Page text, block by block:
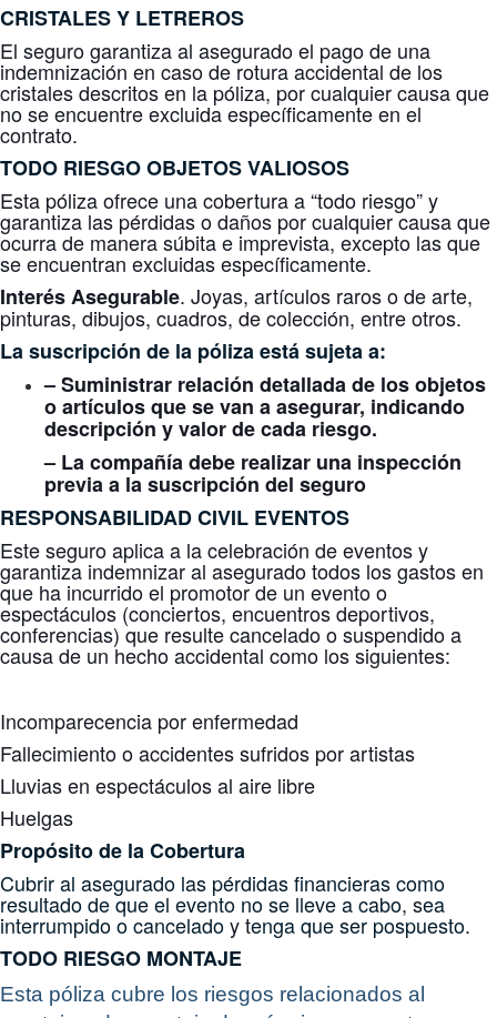
CRISTALES Y LETREROS
El seguro garantiza al asegurado el pago de una
indemnización en caso de rotura accidental de los
cristales descritos en la póliza, por cualquier causa que
no se encuentre excluida específicamente en el
contrato.
TODO RIESGOOBJETOS VALIOSOS
Esta póliza ofrece una cobertura a “todo riesgo” y
garantiza las pérdidas o daños por cualquier causa que
ocurra de manera súbita e imprevista, excepto las que
se encuentran excluidas específicamente.
Interés Asegurable. Joyas, artículos raros o de arte,
pinturas, dibujos, cuadros, de colección, entre otros.
La suscripción de la póliza está sujeta a:
– Suministrar relación detallada de los objetos
o artículos que se van a asegurar, indicando
descripción y valor de cada riesgo.
– La compañía debe realizar una inspección
previa a la suscripción del seguro
RESPONSABILIDAD CIVIL EVENTOS
Este seguro aplica a la celebración de eventos y
garantiza indemnizar al asegurado todos los gastos en
que ha incurrido el promotor de un evento o
espectáculos (conciertos, encuentros deportivos,
conferencias) que resulte cancelado o suspendido a
causa de un hecho accidental como los siguientes:
Incomparecencia por enfermedad
Fallecimiento o accidentes sufridos por artistas
Lluvias en espectáculos al aire libre
Huelgas
Propósito de la Cobertura
Cubrir al asegurado las pérdidasfinancieras como
resultado de que el evento no se lleve a cabo, sea
interrumpido o canceladoy tenga que ser pospuesto.
TODO RIESGO MONTAJE
Esta póliza cubre los riesgos relacionados al